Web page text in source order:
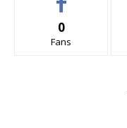
0
Fans